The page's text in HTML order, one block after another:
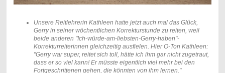
Unsere Reitlehrerin Kathleen hatte jetzt auch mal das Glück,
Gerry in seiner wöchentlichen Korrekturstunde zu reiten, weil
beide anderen "Ich-würde-am-liebsten-Gerry-haben"-
Korrekturreiterinnen gleichzeitig ausfielen. Hier O-Ton Kathleen:
"Gerry war super, reitet sich toll, hätte ich ihm gar nicht zugetraut,
dass er so viel kann! Er müsste eigentlich viel mehr bei den
Fortgeschrittenen gehen, die könnten von ihm lernen."